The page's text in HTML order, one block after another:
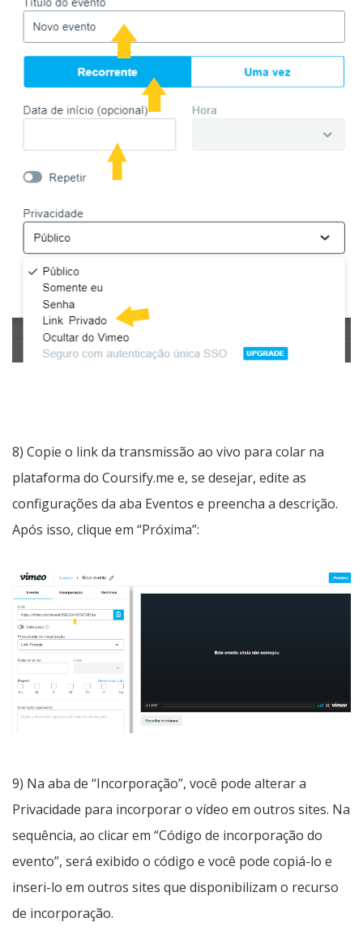
8) Copie o link da transmissão ao vivo para colar na
plataforma do Coursify.me e, se desejar, edite as
configurações da aba Eventos e preencha a descrição.
Após isso, clique em “Próxima”:
9) Na aba de “Incorporação”, você pode alterar a
Privacidade para incorporar o vídeo em outros sites. Na
sequência, ao clicar em “Código de incorporação do
evento”, será exibido o código e você pode copiá-lo e
inseri-lo em outros sites que disponibilizam o recurso
de incorporação.